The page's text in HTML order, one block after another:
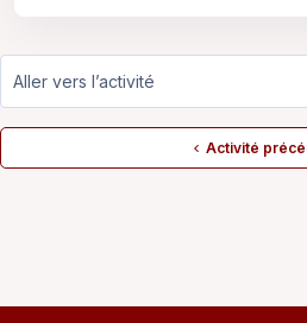
Activité
Aller vers l’activité